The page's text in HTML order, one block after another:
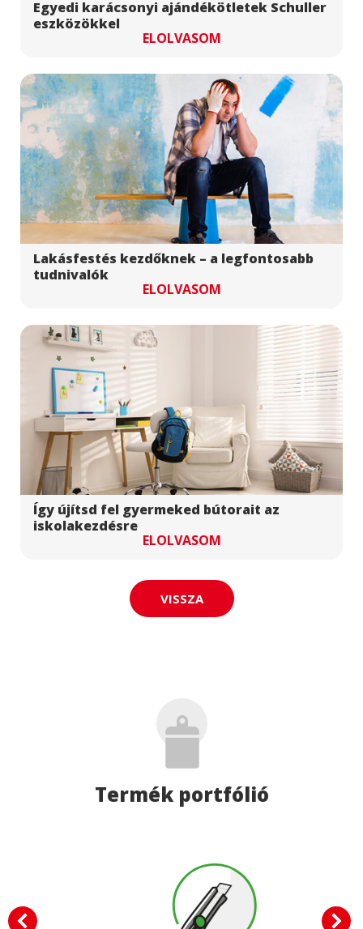
Egyedi karácsonyi ajándékötletek Schuller
eszközökkel
ELOLVASOM
Lakásfestés kezdőknek – a legfontosabb
tudnivalók
ELOLVASOM
Így újítsd fel gyermeked bútorait az
iskolakezdésre
ELOLVASOM
VISSZA
Termék portfólió